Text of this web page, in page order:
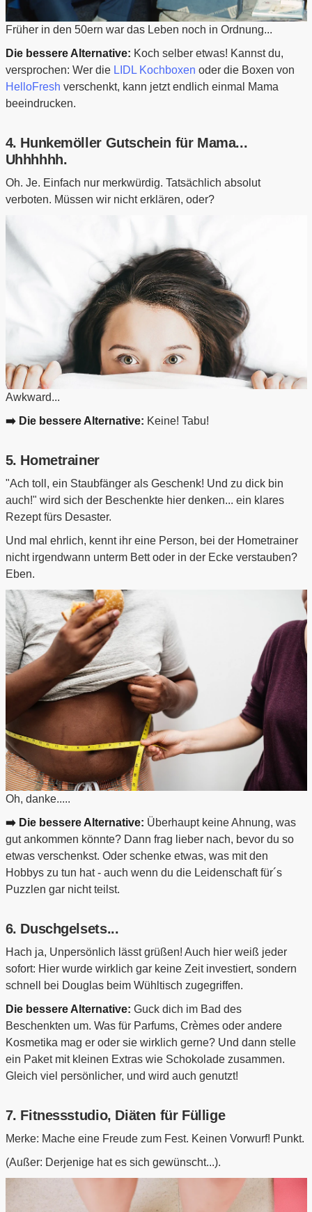
Früher in den 50ern war das Leben noch in Ordnung...
Die bessere Alternative: Koch selber etwas! Kannst du,
versprochen: Wer die LIDL Kochboxen oder die Boxen von
HelloFresh verschenkt, kann jetzt endlich einmal Mama
beeindrucken.
4. Hunkemöller Gutschein für Mama...
Uhhhhhh.
Oh. Je. Einfach nur merkwürdig. Tatsächlich absolut
verboten. Müssen wir nicht erklären, oder?
Awkward...
➡️ Die bessere Alternative: Keine! Tabu!
5. Hometrainer
"Ach toll, ein Staubfänger als Geschenk! Und zu dick bin
auch!" wird sich der Beschenkte hier denken... ein klares
Rezept fürs Desaster.
Und mal ehrlich, kennt ihr eine Person, bei der Hometrainer
nicht irgendwann unterm Bett oder in der Ecke verstauben?
Eben.
Oh, danke.....
➡️ Die bessere Alternative: Überhaupt keine Ahnung, was
gut ankommen könnte? Dann frag lieber nach, bevor du so
etwas verschenkst. Oder schenke etwas, was mit den
Hobbys zu tun hat - auch wenn du die Leidenschaft für´s
Puzzlen gar nicht teilst.
6. Duschgelsets...
Hach ja, Unpersönlich lässt grüßen! Auch hier weiß jeder
sofort: Hier wurde wirklich gar keine Zeit investiert, sondern
schnell bei Douglas beim Wühltisch zugegriffen.
Die bessere Alternative: Guck dich im Bad des
Beschenkten um. Was für Parfums, Crèmes oder andere
Kosmetika mag er oder sie wirklich gerne? Und dann stelle
ein Paket mit kleinen Extras wie Schokolade zusammen.
Gleich viel persönlicher, und wird auch genutzt!
7. Fitnessstudio, Diäten für Füllige
Merke: Mache eine Freude zum Fest. Keinen Vorwurf! Punkt.
(Außer: Derjenige hat es sich gewünscht...).